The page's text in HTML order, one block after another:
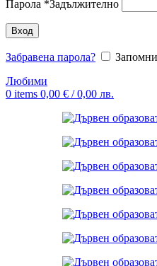
Парола *Задължително
Вход
Забравена парола?
Любими
0 items 0,00 € / 0,00 лв.